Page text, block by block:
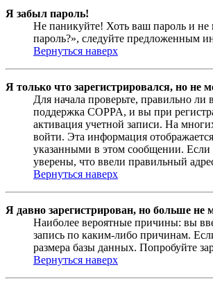
Я забыл пароль!
Не паникуйте! Хоть ваш пароль и не
пароль?», следуйте предложенным
Вернуться наверх
Я только что зарегистрировался, но не
Для начала проверьте, правильно
поддержка COPPA, и вы при
активация учетной записи. На
войти. Эта информация
указанными в этом сообщении.
уверены, что ввели правильный
Вернуться наверх
Я давно зарегистрирован, но больше не
Наиболее вероятные причины: вы
запись по каким-либо причинам.
размера базы данных. Попробуйте
Вернуться наверх